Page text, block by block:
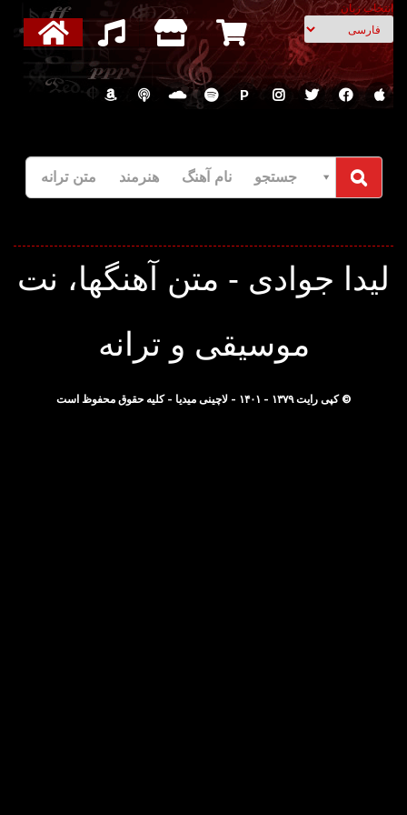
انتخاب زبان
P
جستجو نام آهنگ هنرمند متن ترانه
لیدا جوادی - متن آهنگها، نت
موسیقی و ترانه
© کپی رایت ۱۳۷۹ - ۱۴۰۱ - لاچینی میدیا - کلیه حقوق محفوظ است